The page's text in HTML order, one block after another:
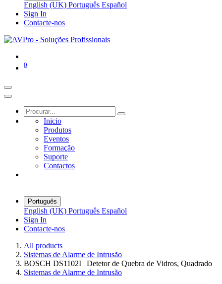
English (UK) Português Español
Sign In
Contacte-nos
0
Inicio
Produtos
Eventos
Formação
Suporte
Contactos
Português
English (UK) Português Español
Sign In
Contacte-nos
All products
Sistemas de Alarme de Intrusão
BOSCH DS1102I | Detetor de Quebra de Vidros, Quadrado
Sistemas de Alarme de Intrusão